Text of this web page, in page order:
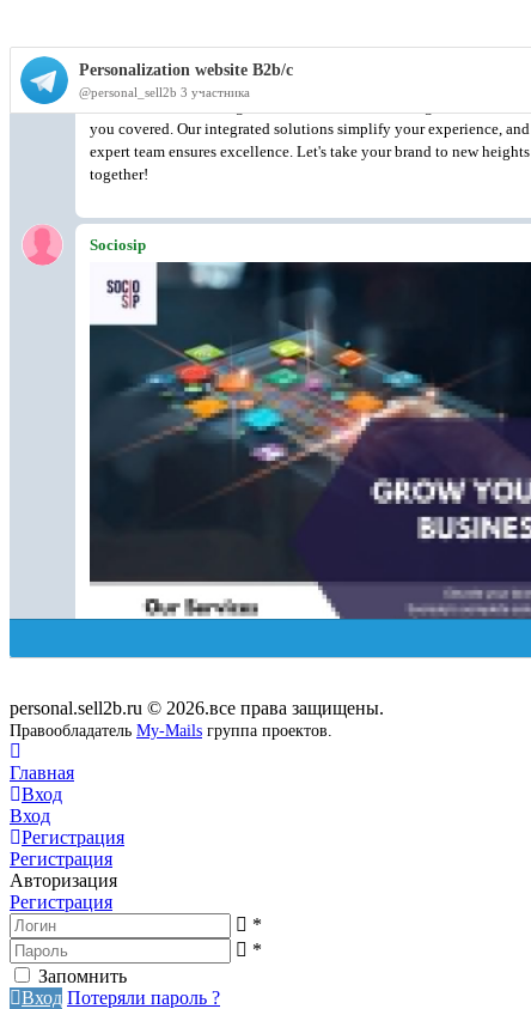
personal.sell2b.ru © 2026.все права защищены.
Правообладатель My-Mails группа проектов.
Главная
Вход
Вход
Регистрация
Регистрация
Авторизация
Регистрация
*
*
Запомнить
Вход Потеряли пароль ?